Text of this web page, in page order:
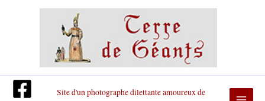
Site d'un photographe dilettante amoureux de